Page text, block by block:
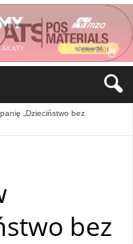
„Dzieciństwo bez
bez